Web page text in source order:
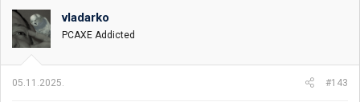
o
v
a
n
:
vladarko
PCAXE Addicted
05.11.2025. #143